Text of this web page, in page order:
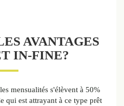
AVANTAGES
IN-FINE?
mensualités s'élèvent à 50%
qui est attrayant à ce type prêt